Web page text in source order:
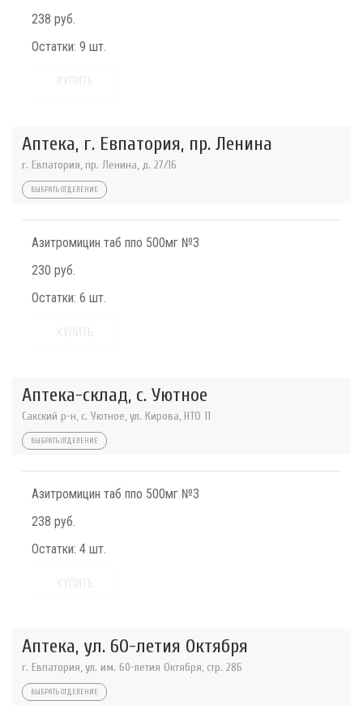
238 руб.
Остатки: 9 шт.
Аптека, г. Евпатория, пр. Ленина
г. Евпатория, пр. Ленина, д. 27/16
ВЫБРАТЬ ОТДЕЛЕНИЕ
Азитромицин таб ппо 500мг №3
230 руб.
Остатки: 6 шт.
Аптека-склад, с. Уютное
Сакский р-н, с. Уютное, ул. Кирова, НТО 11
ВЫБРАТЬ ОТДЕЛЕНИЕ
Азитромицин таб ппо 500мг №3
238 руб.
Остатки: 4 шт.
Аптека, ул. 60-летия Октября
г. Евпатория, ул. им. 60-летия Октября, стр. 28Б
ВЫБРАТЬ ОТДЕЛЕНИЕ